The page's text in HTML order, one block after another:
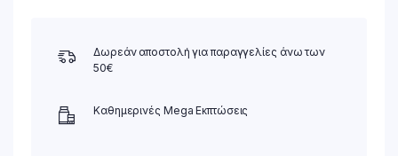
Δωρεάν αποστολή για παραγγελίες άνω των
50€
Καθημερινές Mega Εκπτώσεις